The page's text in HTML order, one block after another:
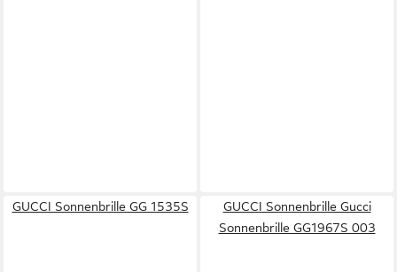
GUCCI Sonnenbrille GG 1535S
GUCCI Sonnenbrille Gucci
Sonnenbrille GG1967S 003